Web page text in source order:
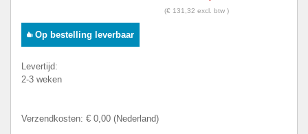
(€ 131,32 excl. btw )
Op bestelling leverbaar
Levertijd:
2-3 weken
Verzendkosten: € 0,00 (Nederland)